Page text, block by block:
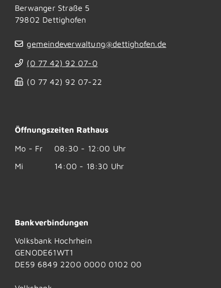
Berwanger Straße 5
79802 Dettighofen
gemeindeverwaltung@dettighofen.de
(0 77 42) 92 07-0
(0 77 42) 92 07-22
Öffnungszeiten Rathaus
Mo - Fr
08:30 - 12:00 Uhr
Mi
14:00 - 18:30 Uhr
Bankverbindungen
Volksbank Hochrhein
GENODE61WT1
DE59 6849 2200 0000 0102 00